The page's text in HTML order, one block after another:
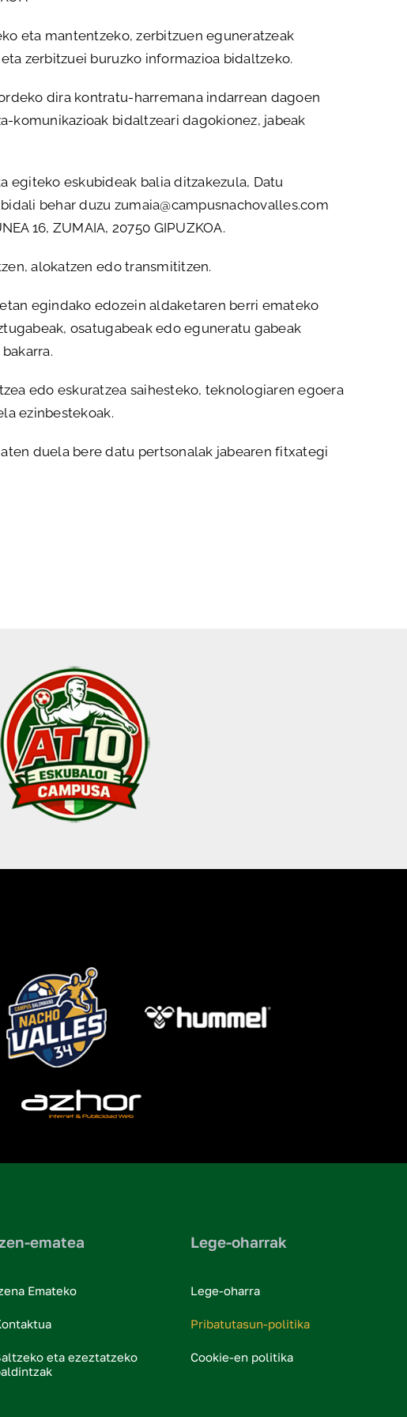
eta mantentzeko, zerbitzuen eguneratzeak
zerbitzuei buruzko informazioa bidaltzeko.
dira kontratu-harremana indarrean dagoen
komunikazioak bidaltzeari dagokionez, jabeak
egiteko eskubideak balia ditzakezula, Datu
behar duzu zumaia@campusnachovalles.com
16, ZUMAIA, 20750 GIPUZKOA.
alokatzen edo transmititzen.
egindako edozein aldaketaren berri emateko
osatugabeak edo eguneratu gabeak
edo eskuratzea saihesteko, teknologiaren egoera
ezinbestekoak.
duela bere datu pertsonalak jabearen fitxategi
ematea
Emateko
eta ezeztatzeko
Lege-oharrak
Lege-oharra
Pribatutasun-politika
Cookie-en politika